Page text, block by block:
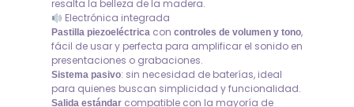
resalta la belleza de la madera.
Electrónica integrada
Pastilla piezoeléctrica con controles de volumen y tono,
fácil de usar y perfecta para amplificar el sonido en
presentaciones o grabaciones.
Sistema pasivo: sin necesidad de baterías, ideal
para quienes buscan simplicidad y funcionalidad.
Salida estándar compatible con la mayoría de